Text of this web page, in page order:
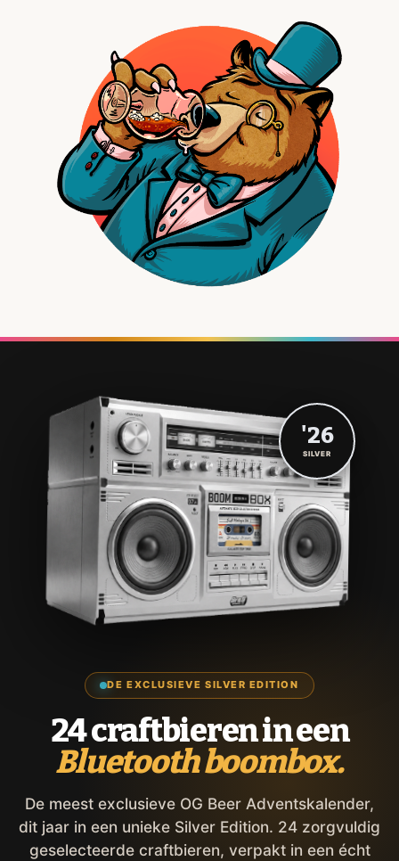
DE EXCLUSIEVE SILVER EDITION
24 craftbieren in een
Bluetooth boombox.
De meest exclusieve OG Beer Adventskalender,
dit jaar in een unieke Silver Edition. 24 zorgvuldig
geselecteerde craftbieren, verpakt in een écht
'26
SILVER